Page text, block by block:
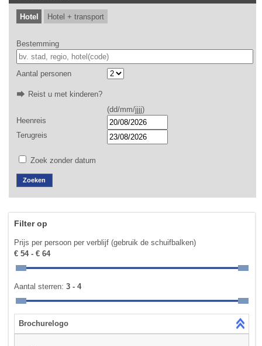
Hotel Hotel + transport
Bestemming
Aantal personen
Reist u met kinderen?
(dd/mm/jjjj)
Heenreis
Terugreis
Zoek zonder datum
Filter op
Prijs per persoon per verblijf (gebruik de schuifbalken)
€ 54 - € 64
Aantal sterren:3 - 4
Brochurelogo